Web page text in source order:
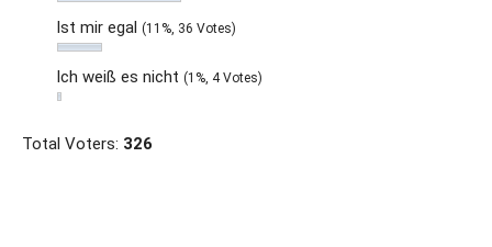
Ist mir egal (11%, 36 Votes)
Ich weiß es nicht (1%, 4 Votes)
Total Voters: 326